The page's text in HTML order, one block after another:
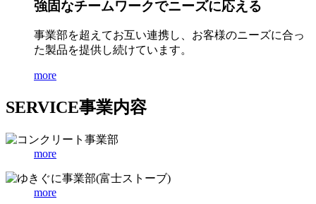
強固なチームワークでニーズに応える
事業部を超えてお互い連携し、お客様のニーズに合っ
た製品を提供し続けています。
more
SERVICE事業内容
more
more